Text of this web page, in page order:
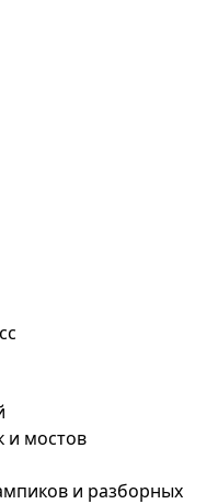
и мостов
и разборных